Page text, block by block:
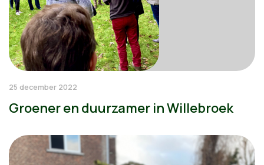
25 december 2022
Groener en duurzamer in Willebroek